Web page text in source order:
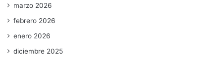
marzo 2026
febrero 2026
enero 2026
diciembre 2025